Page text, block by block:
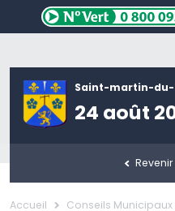
Saint-martin-
24 août
Accueil Conseils Municipaux